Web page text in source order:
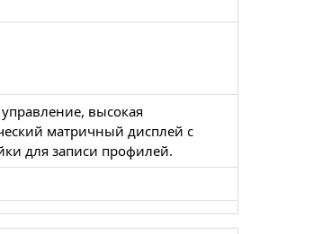
высокая
матричный дисплей с
для записи профилей.